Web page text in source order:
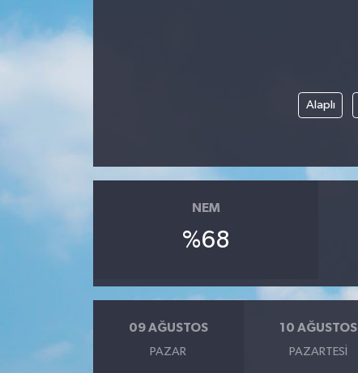
Alaplı
NEM
%68
09 AĞUSTOS
PAZAR
10 AĞUSTOS
PAZARTESI
Yönetim Kurulu